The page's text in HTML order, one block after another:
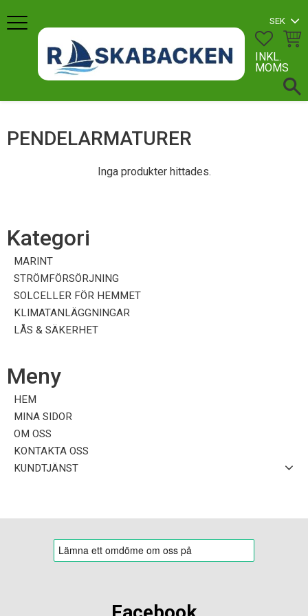
Meny
INKL.
MOMS
PENDELARMATURER
Inga produkter hittades.
Kategori
MARINT
STRÖMFÖRSÖRJNING
SOLCELLER FÖR HEMMET
KLIMATANLÄGGNINGAR
LÅS & SÄKERHET
Meny
HEM
MINA SIDOR
OM OSS
KONTAKTA OSS
KUNDTJÄNST